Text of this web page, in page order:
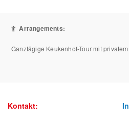
Arrangements:
Ganztägige Keukenhof-Tour mit
Kontakt: